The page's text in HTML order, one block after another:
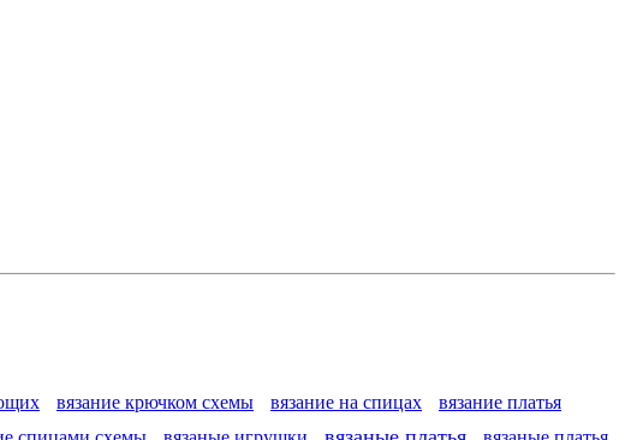
вязание крючком схемы вязание на спицах
вязание платья